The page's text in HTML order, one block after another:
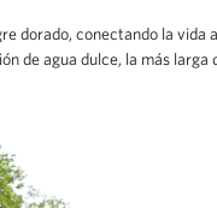
dorado, conectando la vida
de agua dulce, la más larga